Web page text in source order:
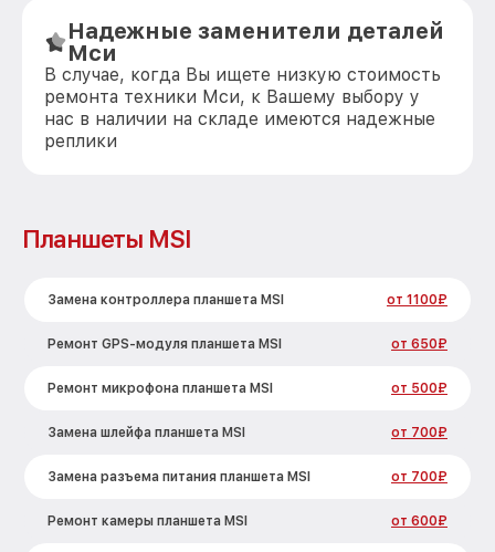
Надежные заменители деталей
Мси
В случае, когда Вы ищете низкую стоимость
ремонта техники Мси, к Вашему выбору у
нас в наличии на складе имеются надежные
реплики
Планшеты MSI
Замена контроллера планшета MSI от 1100₽
Ремонт GPS-модуля планшета MSI от 650₽
Ремонт микрофона планшета MSI от 500₽
Замена шлейфа планшета MSI от 700₽
Замена разъема питания планшета MSI от 700₽
Ремонт камеры планшета MSI от 600₽